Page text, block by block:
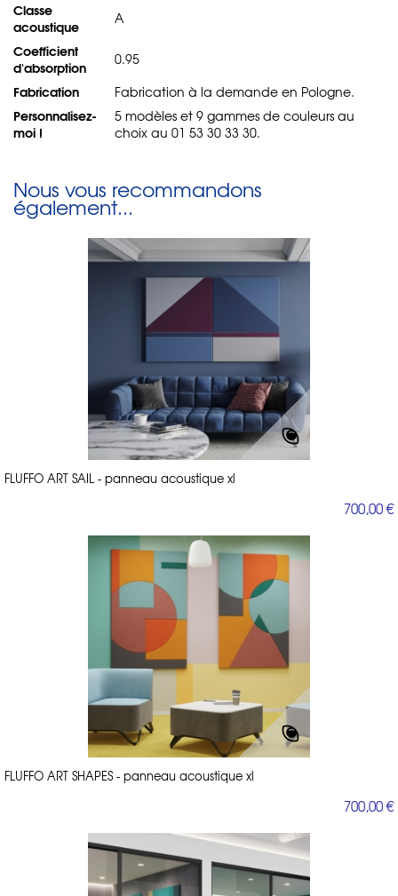
Classe
acoustique
A
Coefficient
d'absorption
0.95
Fabrication Fabrication à la demande en Pologne.
Personnalisez-
moi !
5 modèles et 9 gammes de couleurs au
choix au 01 53 30 33 30.
Nous vous recommandons
également...
FLUFFO ART SAIL - panneau acoustique xl
700,00 €
FLUFFO ART SHAPES - panneau acoustique xl
700,00 €